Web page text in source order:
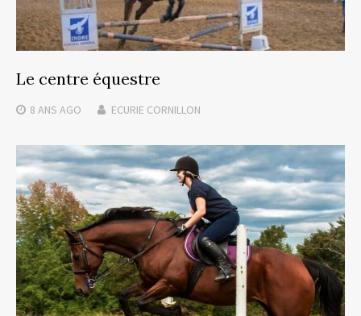
Le centre équestre
8 ANS AGO ECURIE CORNILLON